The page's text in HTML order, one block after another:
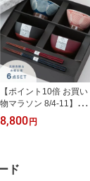
【ポイント10倍 お買い
物マラソン 8/4-11】【楽
天1位】 【公式】玉はじ
き 夫婦膳 ギフト ギフト
本製 夫婦茶碗 汁椀 夫婦
箸 すべり止め加工 天然
8,800円
ド